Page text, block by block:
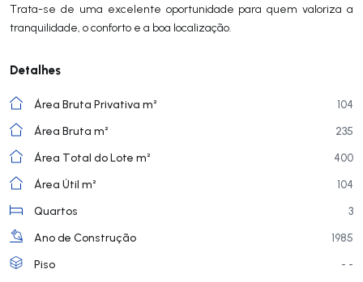
Trata-se de uma excelente oportunidade para quem valoriza a
tranquilidade, o conforto e a boa localização.
Detalhes
Área Bruta Privativa m²
104
Área Bruta m²
235
Área Total do Lote m²
400
Área Útil m²
104
Quartos
3
Ano de Construção
1985
Piso
- -